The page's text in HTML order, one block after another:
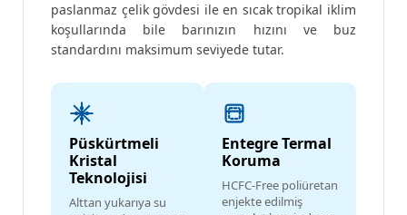
paslanmaz çelik gövdesi ile en sıcak tropikal iklim
koşullarında bile barınızın hızını ve buz
standardını maksimum seviyede tutar.
Püskürtmeli
Kristal
Teknolojisi
Alttan yukarıya su
Entegre Termal
Koruma
HCFC-Free poliüretan
enjekte edilmiş